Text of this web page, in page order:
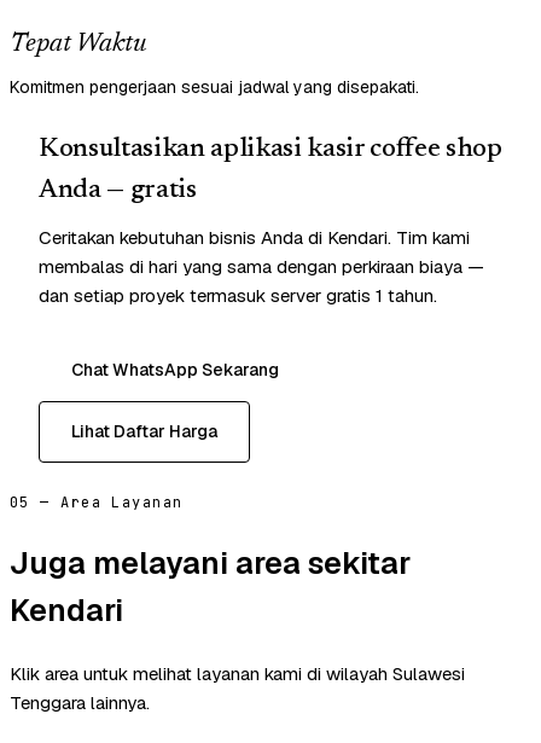
Tepat Waktu
Komitmen pengerjaan sesuai jadwal yang disepakati.
Konsultasikan aplikasi kasir coffee shop
Anda — gratis
Ceritakan kebutuhan bisnis Anda di Kendari. Tim kami
membalas di hari yang sama dengan perkiraan biaya —
dan setiap proyek termasuk server gratis 1 tahun.
Chat WhatsApp Sekarang
Lihat Daftar Harga
05 — Area Layanan
Juga melayani area sekitar
Kendari
Klik area untuk melihat layanan kami di wilayah Sulawesi
Tenggara lainnya.